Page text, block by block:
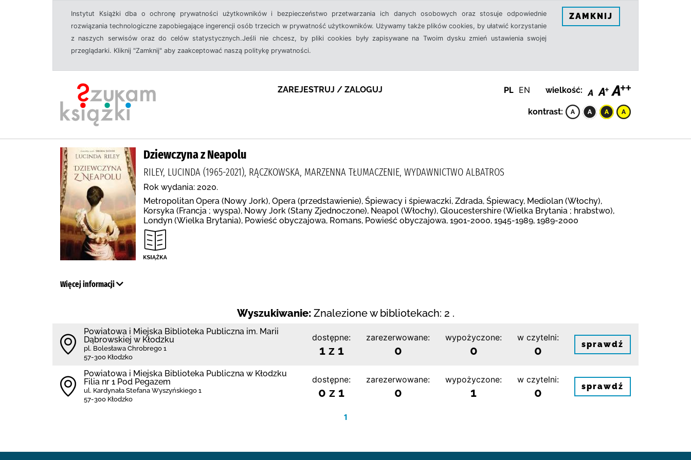
Instytut Książki dba o ochronę prywatności użytkowników i bezpieczeństwo przetwarzania ich danych osobowych oraz stosuje odpowiednie
rozwiązania technologiczne zapobiegające ingerencji osób trzecich w prywatność użytkowników. Używamy także plików cookies, by ułatwić korzystanie
z naszych serwisów oraz do celów statystycznych.Jeśli nie chcesz, by pliki cookies były zapisywane na Twoim dysku zmień ustawienia swojej
przeglądarki. Kliknij "Zamknij" aby zaakceptować naszą politykę prywatności.
ZAMKNIJ
ZAREJESTRUJ / ZALOGUJ PL EN wielkość:
kontrast:
Dziewczyna z Neapolu
RILEY, LUCINDA (1965-2021), RĄCZKOWSKA, MARZENNA TŁUMACZENIE, WYDAWNICTWO ALBATROS
Rok wydania: 2020.
Metropolitan Opera (Nowy Jork), Opera (przedstawienie), Śpiewacy i śpiewaczki, Zdrada, Śpiewacy, Mediolan (Włochy),
Korsyka (Francja ; wyspa), Nowy Jork (Stany Zjednoczone), Neapol (Włochy), Gloucestershire (Wielka Brytania ; hrabstwo),
Londyn (Wielka Brytania), Powieść obyczajowa, Romans, Powieść obyczajowa, 1901-2000, 1945-1989, 1989-2000
Więcej informacji
Wyszukiwanie: Znalezione w bibliotekach: 2 .
Powiatowa i Miejska Biblioteka Publiczna im. Marii
Dąbrowskiej w Kłodzku
pl. Bolesława Chrobrego 1
57-300 Kłodzko
dostępne:
1 z 1
zarezerwowane:
0
wypożyczone:
0
w czytelni:
0 sprawdź
Powiatowa i Miejska Biblioteka Publiczna w Kłodzku
Filia nr 1 Pod Pegazem
ul. Kardynała Stefana Wyszyńskiego 1
57-300 Kłodzko
dostępne:
0 z 1
zarezerwowane:
0
wypożyczone:
1
w czytelni:
0 sprawdź
1